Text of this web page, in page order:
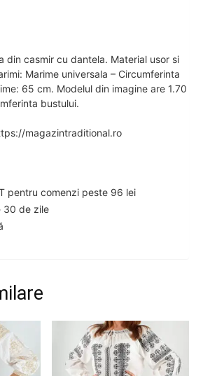
din casmir cu dantela. Material usor si
Marime universala – Circumferinta
65 cm. Modelul din imagine are 1.70
bustului.
magazintraditional.ro
pentru comenzi peste 96 lei
30 de zile